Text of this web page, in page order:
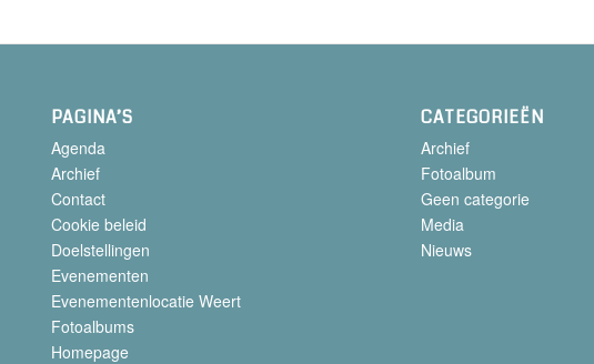
PAGINA’S
Agenda
Archief
Contact
Cookie beleid
Doelstellingen
Evenementen
Evenementenlocatie Weert
Fotoalbums
Homepage
CATEGORIEËN
Archief
Fotoalbum
Geen categorie
Media
Nieuws